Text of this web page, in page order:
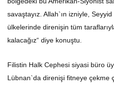
savaştayız. Allah`ın izniyle,
ülkelerinde direnişin tüm
kalacağız“ diye konuştu.
Filistin Halk Cephesi siyasi büro
Lübnan`da direnişi fitneye çekme